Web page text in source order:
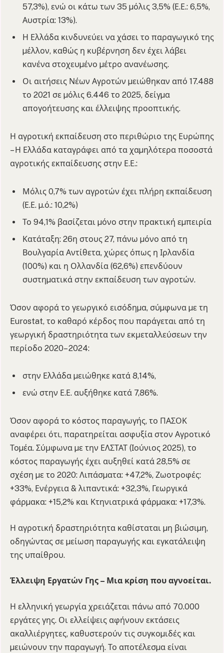
57,3%), ενώ οι κάτω των 35 µόλις 3,5% (Ε.Ε.: 6,5%,
Αυστρία: 13%).
Η Ελλάδα κινδυνεύει να χάσει το παραγωγικό της
µέλλον, καθώς η κυβέρνηση δεν έχει λάβει
κανένα στοχευµένο µέτρο ανανέωσης.
Οι αιτήσεις Νέων Αγροτών µειώθηκαν από 17.488
το 2021 σε µόλις 6.446 το 2025, δείγµα
απογοήτευσης και έλλειψης προοπτικής.
Η αγροτική εκπαίδευση στο περιθώριο της Ευρώπης
– Η Ελλάδα καταγράφει από τα χαµηλότερα ποσοστά
αγροτικής εκπαίδευσης στην Ε.Ε.:
Μόλις 0,7% των αγροτών έχει πλήρη εκπαίδευση
(Ε.Ε. µ.ό.: 10,2%)
Το 94,1% βασίζεται µόνο στην πρακτική εµπειρία
Κατάταξη: 26η στους 27, πάνω µόνο από τη
Βουλγαρία Αντίθετα, χώρες όπως η Ιρλανδία
(100%) και η Ολλανδία (62,6%) επενδύουν
συστηµατικά στην εκπαίδευση των αγροτών.
Όσον αφορά το γεωργικό εισόδηµα, σύµφωνα µε τη
Eurostat, το καθαρό κέρδος που παράγεται από τη
γεωργική δραστηριότητα των εκμεταλλεύσεων την
περίοδο 2020– 2024:
στην Ελλάδα µειώθηκε κατά 8,14%,
ενώ στην Ε.Ε. αυξήθηκε κατά 7,86%.
Όσον αφορά το κόστος παραγωγής, το ΠΑΣΟΚ
αναφέρει ότι, παρατηρείται ασφυξία στον Αγροτικό
Τοµέα. Σύμφωνα µε την ΕΛΣΤΑΤ (Ιούνιος 2025), το
κόστος παραγωγής έχει αυξηθεί κατά 28,5% σε
σχέση µε το 2020: Λιπάσµατα: +47,2%, Ζωοτροφές:
+33%, Ενέργεια & λιπαντικά: +32,3%, Γεωργικά
φάρµακα: +15,2% και Κτηνιατρικά φάρµακα: +17,3%.
Η αγροτική δραστηριότητα καθίσταται µη βιώσιµη,
οδηγώντας σε µείωση παραγωγής και εγκατάλειψη
της υπαίθρου.
Έλλειψη Εργατών Γης – Μια κρίση που αγνοείται.
Η ελληνική γεωργία χρειάζεται πάνω από 70.000
εργάτες γης. Οι ελλείψεις αφήνουν εκτάσεις
ακαλλιέργητες, καθυστερούν τις συγκοµιδές και
µειώνουν την παραγωγή. Το αποτέλεσµα είναι